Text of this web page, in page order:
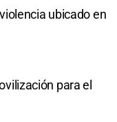
ubicado en
para el